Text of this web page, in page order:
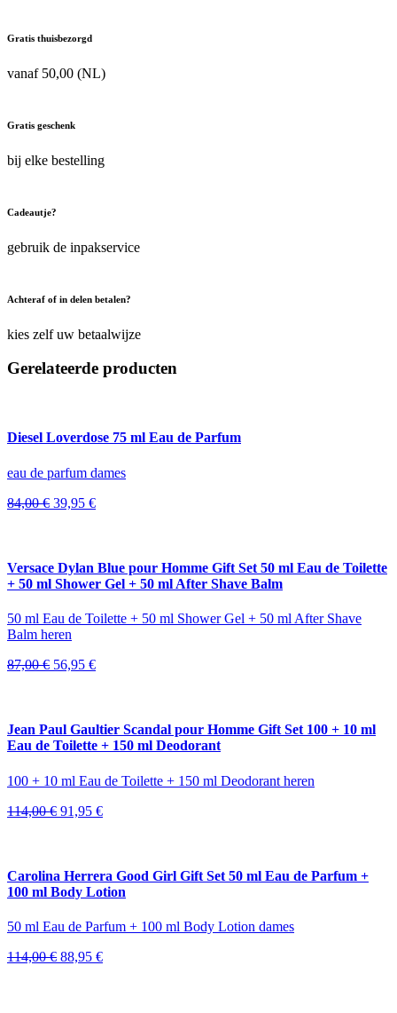
Gratis thuisbezorgd
vanaf 50,00 (NL)
Gratis geschenk
bij elke bestelling
Cadeautje?
gebruik de inpakservice
Achteraf of in delen betalen?
kies zelf uw betaalwijze
Gerelateerde producten
Diesel Loverdose 75 ml Eau de Parfum
eau de parfum dames
84,00€ Oorspronkelijke
39,95 €Huidige
Versace Dylan Blue pour Homme Gift Set 50 ml Eau de Toilette
+ 50 ml Shower Gel + 50 ml After Shave Balm
50 ml Eau de Toilette + 50 ml Shower Gel + 50 ml After Shave
Balm heren
87,00€ Oorspronkelijke
56,95 €Huidige
Jean Paul Gaultier Scandal pour Homme Gift Set 100 + 10 ml
Eau de Toilette + 150 ml Deodorant
100 + 10 ml Eau de Toilette + 150 ml Deodorant heren
114,00€ Oorspronkelijke
91,95 €Huidige
Carolina Herrera Good Girl Gift Set 50 ml Eau de Parfum +
100 ml Body Lotion
50 ml Eau de Parfum + 100 ml Body Lotion dames
114,00€ Oorspronkelijke
88,95 €Huidige